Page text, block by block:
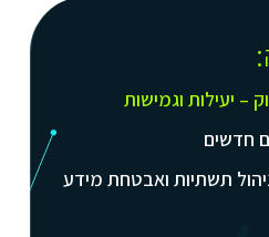
יעילות וגמישות